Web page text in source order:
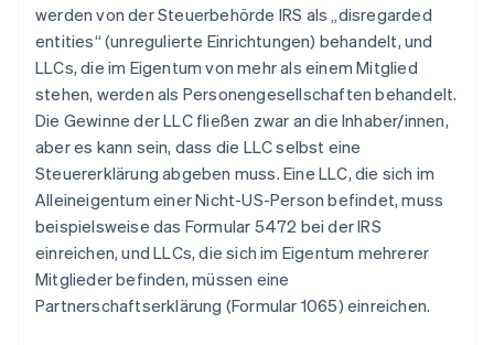
werden von der Steuerbehörde IRS als „disregarded
entities“ (unregulierte Einrichtungen) behandelt, und
LLCs, die im Eigentum von mehr als einem Mitglied
stehen, werden als Personengesellschaften behandelt.
Die Gewinne der LLC fließen zwar an die Inhaber/innen,
aber es kann sein, dass die LLC selbst eine
Steuererklärung abgeben muss. Eine LLC, die sich im
Alleineigentum einer Nicht-US-Person befindet, muss
beispielsweise das Formular 5472 bei der IRS
einreichen, und LLCs, die sich im Eigentum mehrerer
Mitglieder befinden, müssen eine
Partnerschaftserklärung (Formular 1065) einreichen.